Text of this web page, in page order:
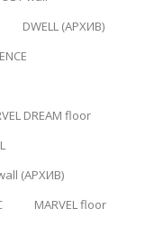
DWELL (АРХИВ)
DREAM floor
(АРХИВ)
MARVEL floor